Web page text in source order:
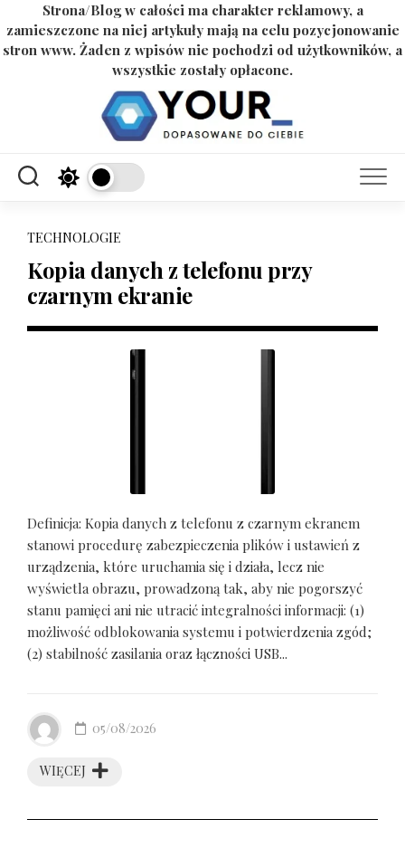
Strona/Blog w całości ma charakter reklamowy, a
zamieszczone na niej artykuły mają na celu pozycjonowanie
stron www. Żaden z wpisów nie pochodzi od użytkowników, a
wszystkie zostały opłacone.
TECHNOLOGIE
Kopia danych z telefonu przy
czarnym ekranie
Definicja: Kopia danych z telefonu z czarnym ekranem
stanowi procedurę zabezpieczenia plików i ustawień z
urządzenia, które uruchamia się i działa, lecz nie
wyświetla obrazu, prowadzoną tak, aby nie pogorszyć
stanu pamięci ani nie utracić integralności informacji: (1)
możliwość odblokowania systemu i potwierdzenia zgód;
(2) stabilność zasilania oraz łączności USB...
WIĘCEJ
05/08/2026